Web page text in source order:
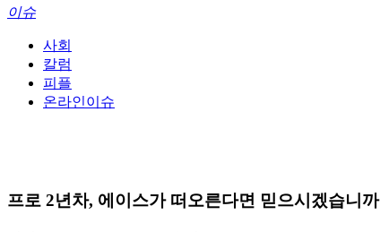
이슈
사회
칼럼
피플
온라인이슈
프로 2년차, 에이스가 떠오른다면 믿으시겠습니